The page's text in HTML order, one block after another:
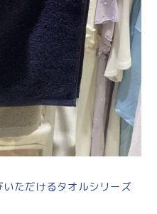
ただけるタオルシリーズ